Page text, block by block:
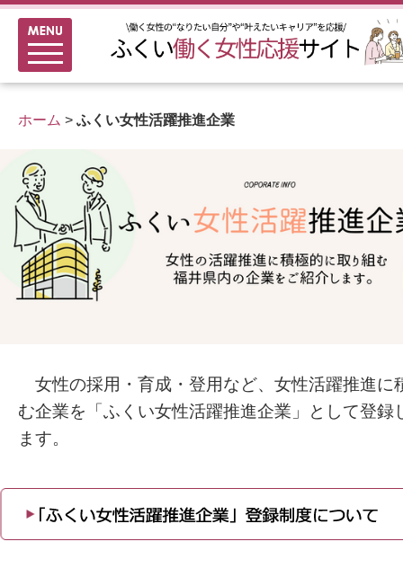
ホーム > ふくい女性活躍推進企業
女性の採用・育成・登用など、女性活躍推進に
む企業を「ふくい女性活躍推進企業」として登録
ます。
メニュー
新着情報
ふくい女性活躍推進企業
女性の多様なチャレンジ応援
家事シェアのススメ